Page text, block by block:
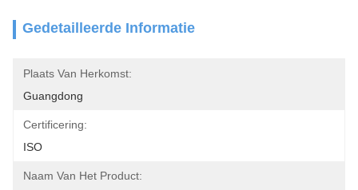
Gedetailleerde Informatie
Plaats Van Herkomst:
Guangdong
Certificering:
ISO
Naam Van Het Product: